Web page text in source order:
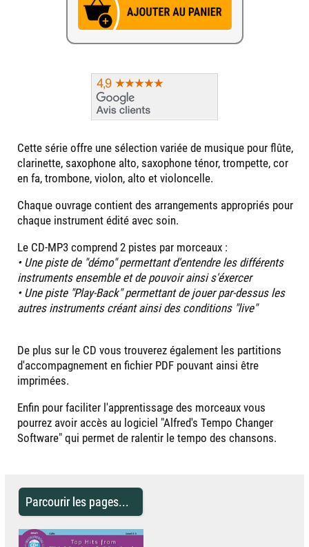
Cette série offre une sélection variée de musique pour flûte,
clarinette, saxophone alto, saxophone ténor, trompette, cor
en fa, trombone, violon, alto et violoncelle.
Chaque ouvrage contient des arrangements appropriés pour
chaque instrument édité avec soin.
Le CD-MP3 comprend 2 pistes par morceaux :
• Une piste de "démo" permettant d'entendre les différents
instruments ensemble et de pouvoir ainsi s'éxercer
• Une piste "Play-Back" permettant de jouer par-dessus les
autres instruments créant ainsi des conditions "live"
De plus sur le CD vous trouverez également les partitions
d'accompagnement en fichier PDF pouvant ainsi être
imprimées.
Enfin pour faciliter l'apprentissage des morceaux vous
pourrez avoir accès au logiciel "Alfred's Tempo Changer
Software" qui permet de ralentir le tempo des chansons.
Parcourir les pages...